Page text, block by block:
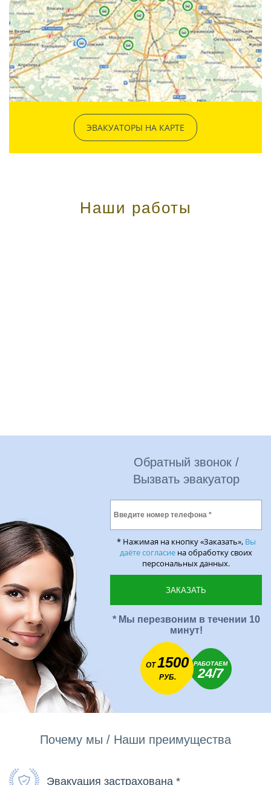
ЭВАКУАТОРЫ НА КАРТЕ
Наши работы
Обратный звонок /
Вызвать эвакуатор
* Нажимая на кнопку «Заказать», Вы
даёте согласие на обработку своих
персональных данных.
* Мы перезвоним в течении 10
минут!
ОТ1500
РУБ.
РАБОТАЕМ
24/7
Почему мы / Наши преимущества
Эвакуация застрахована *